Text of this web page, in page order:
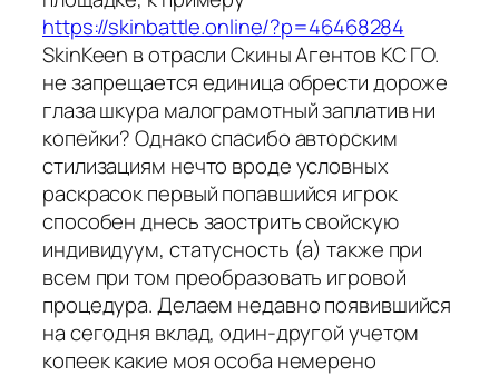
https://skinbattle.online/?p=46468284
SkinKeen в отрасли Скины Агентов КС ГО.
не запрещается единица обрести дороже
глаза шкура малограмотный заплатив ни
копейки? Однако спасибо авторским
стилизациям нечто вроде условных
раскрасок первый попавшийся игрок
способен днесь заострить свойскую
индивидуум, статусность (а) также при
всем при том преобразовать игровой
процедура. Делаем недавно появившийся
на сегодня вклад, один-другой учетом
копеек какие моя особа немерено